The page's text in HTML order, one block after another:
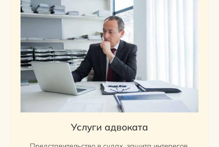
Услуги адвоката